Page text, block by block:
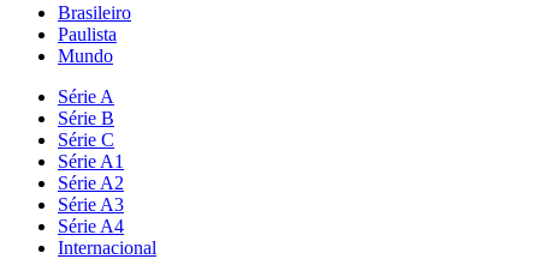
Brasileiro
Paulista
Mundo
Série A
Série B
Série C
Série A1
Série A2
Série A3
Série A4
Internacional